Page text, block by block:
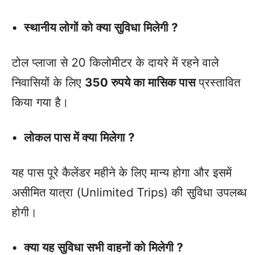
स्थानीय लोगों को क्या सुविधा मिलेगी ?
टोल प्लाजा से 20 किलोमीटर के दायरे में रहने वाले
निवासियों के लिए 350 रुपये का मासिक पासप्रस्तावित
किया गया है।
लोकल पास में क्या मिलेगा ?
यह पास पूरे कैलेंडर महीने के लिए मान्य होगा और इसमें
असीमित यात्रा (Unlimited Trips) की सुविधा उपलब्ध
होगी।
क्या यह सुविधा सभी वाहनों को मिलेगी ?